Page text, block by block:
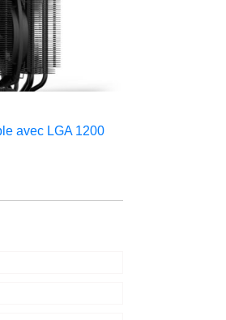
avec LGA 1200